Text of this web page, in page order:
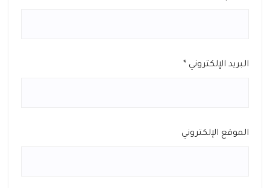
البريد الإلكتروني *
الموقع الإلكتروني